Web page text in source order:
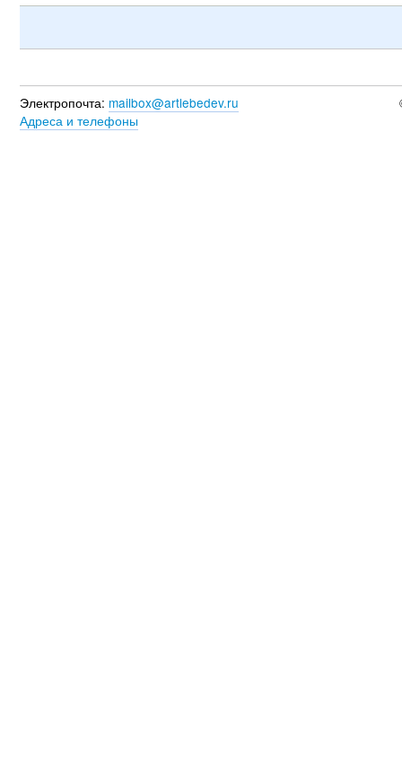
Электропочта: mailbox@artlebedev.ru
Адреса и телефоны